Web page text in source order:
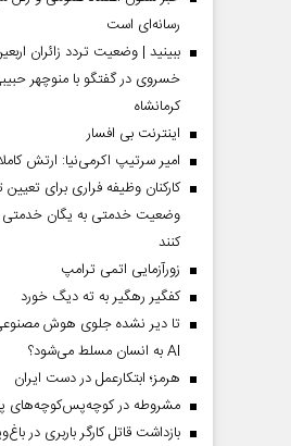
رسانه‌ای است
ببینید | وضعیت تردد زائران
خسروی در گفتگو با منوچهر
کرمانشاه
اینترنت بی افسار
امیر سرتیپ اکرمی‌نیا: ارتش
کارکنان وظیفه فراری برای
وضعیت خدمتی به یگان خدمتی
کنند
زورآزمایی اتمی ترامپ
کفگیر رهگیر به ته دیگ خورد
تا دیر نشده جلوی هوش
AI به انسان مسلط می‌شود؟
هرمز؛ ابتکارعمل در دست ایران
مشروطه در کوچه‌پس‌کوچه‌های
بازداشت قاتل کارگر باربری در